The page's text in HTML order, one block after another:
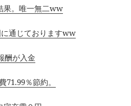
果。唯一無二ww
通じておりますww
酬が入金
％節約。